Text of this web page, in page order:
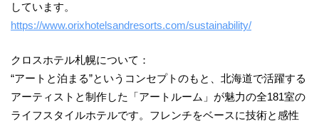
しています。
https://www.orixhotelsandresorts.com/sustainability/
クロスホテル札幌について：
“アートと泊まる”というコンセプトのもと、北海道で活躍する
アーティストと制作した「アートルーム」が魅力の全181室の
ライフスタイルホテルです。フレンチをベースに技術と感性